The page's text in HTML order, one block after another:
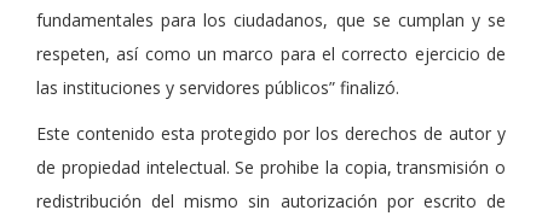
fundamentales para los ciudadanos, que se cumplan y se
respeten, así como un marco para el correcto ejercicio de
las instituciones y servidores públicos” finalizó.
Este contenido esta protegido por los derechos de autor y
de propiedad intelectual. Se prohibe la copia, transmisión o
redistribución del mismo sin autorización por escrito de